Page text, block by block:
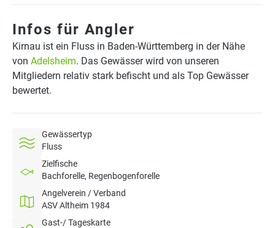
Infos für Angler
Kirnau ist ein Fluss in Baden-Württemberg in der Nähe
von Adelsheim. Das Gewässer wird von unseren
Mitgliedern relativ stark befischt und als Top Gewässer
bewertet.
Gewässertyp
Fluss
Zielfische
Bachforelle, Regenbogenforelle
Angelverein / Verband
ASV Altheim 1984
Gast-/ Tageskarte